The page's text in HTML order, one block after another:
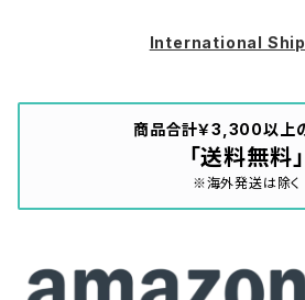
International
商品合計￥3,300以上
「送料無料」
※海外発送は除く